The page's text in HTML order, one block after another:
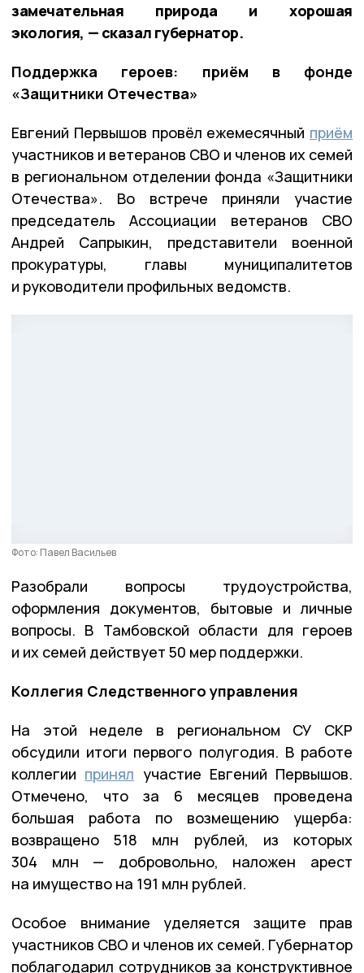
замечательная природа и хорошая
экология, — сказал губернатор.
Поддержка героев: приём в фонде
«Защитники Отечества»
Евгений Первышов провёл ежемесячный приём
участников и ветеранов СВО и членов их семей
в региональном отделении фонда «Защитники
Отечества». Во встрече приняли участие
председатель Ассоциации ветеранов СВО
Андрей Сапрыкин, представители военной
прокуратуры, главы муниципалитетов
и руководители профильных ведомств.
Фото: Павел Васильев
Разобрали вопросы трудоустройства,
оформления документов, бытовые и личные
вопросы. В Тамбовской области для героев
и их семей действует 50 мер поддержки.
Коллегия Следственного управления
На этой неделе в региональном СУ СКР
обсудили итоги первого полугодия. В работе
коллегии принял участие Евгений Первышов.
Отмечено, что за 6 месяцев проведена
большая работа по возмещению ущерба:
возвращено 518 млн рублей, из которых
304 млн — добровольно, наложен арест
на имущество на 191 млн рублей.
Особое внимание уделяется защите прав
участников СВО и членов их семей. Губернатор
поблагодарил сотрудников за конструктивное